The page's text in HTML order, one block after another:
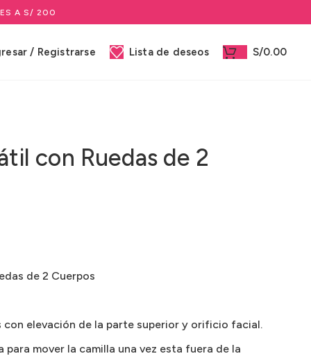
A S/ 200
/ Registrarse Lista de deseos S/0.00
con Ruedas de 2
de 2 Cuerpos
con elevación de la parte superior y orificio facial.
para mover la camilla una vez esta fuera de la